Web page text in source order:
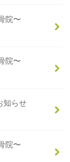
院〜
院〜
知らせ
院〜